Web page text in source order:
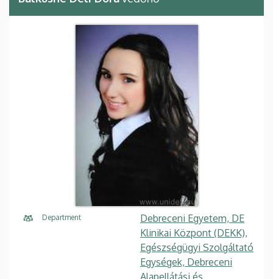
Department
Debreceni Egyetem, DE
Klinikai Központ (DEKK),
Egészségügyi Szolgáltató
Egységek, Debreceni
Alapellátási és